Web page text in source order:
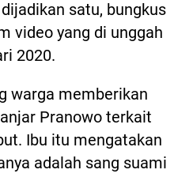
satu, bungkus
video yang di unggah
2020.
warga memberikan
Pranowo terkait
Ibu itu mengatakan
adalah sang suami